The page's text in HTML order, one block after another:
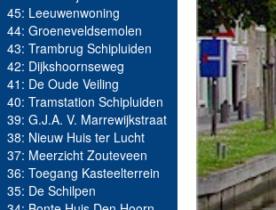
45: Leeuwenwoning
44: Groeneveldsemolen
43: Trambrug Schipluiden
42: Dijkshoornseweg
41: De Oude Veiling
40: Tramstation Schipluiden
39: G.J.A. V. Marrewijkstraat
38: Nieuw Huis ter Lucht
37: Meerzicht Zouteveen
36: Toegang Kasteelterrein
35: De Schilpen